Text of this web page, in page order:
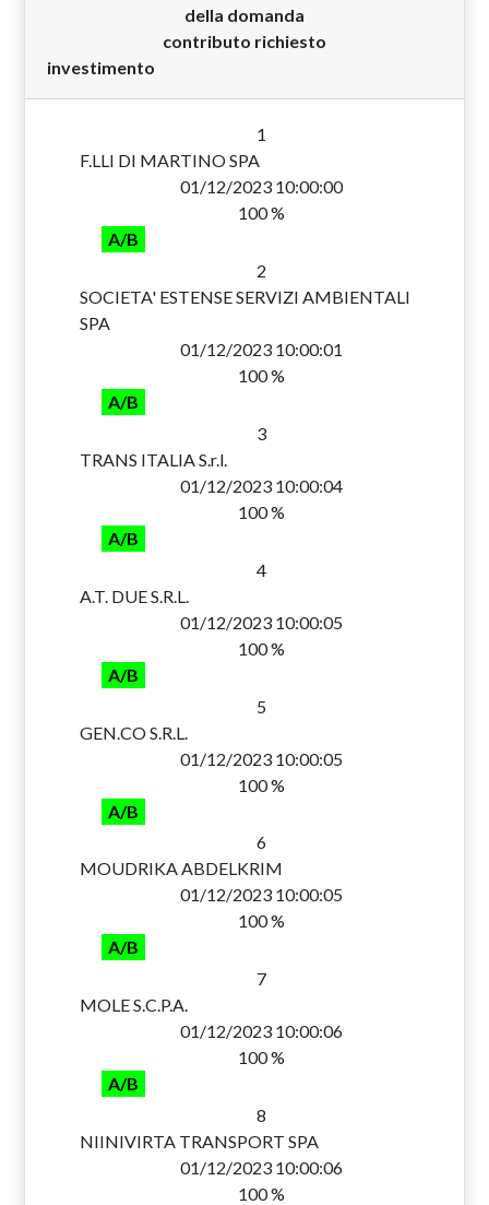
della domanda
contributo richiesto
investimento
1
F.LLI DI MARTINO SPA
01/12/2023 10:00:00
100 %
A/B
2
SOCIETA' ESTENSE SERVIZI AMBIENTALI
SPA
01/12/2023 10:00:01
100 %
A/B
3
TRANS ITALIA S.r.l.
01/12/2023 10:00:04
100 %
A/B
4
A.T. DUE S.R.L.
01/12/2023 10:00:05
100 %
A/B
5
GEN.CO S.R.L.
01/12/2023 10:00:05
100 %
A/B
6
MOUDRIKA ABDELKRIM
01/12/2023 10:00:05
100 %
A/B
7
MOLE S.C.P.A.
01/12/2023 10:00:06
100 %
A/B
8
NIINIVIRTA TRANSPORT SPA
01/12/2023 10:00:06
100 %